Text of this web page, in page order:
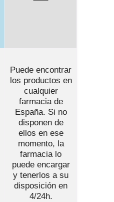
Puede encontrar
los productos en
cualquier
farmacia de
España. Si no
disponen de
ellos en ese
momento, la
farmacia lo
puede encargar
y tenerlos a su
disposición en
4/24h.